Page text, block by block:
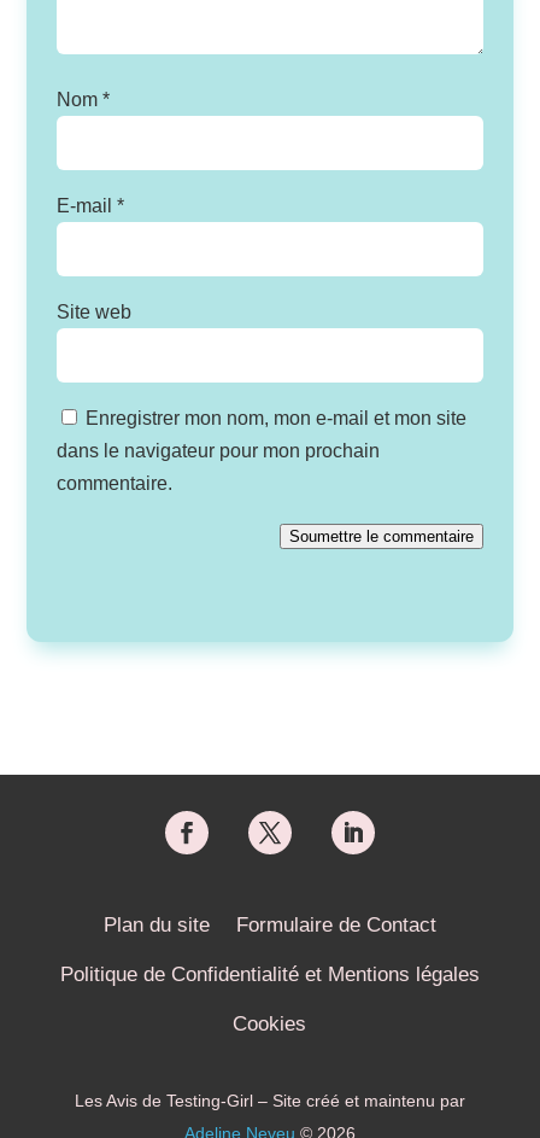
Nom*
E-mail*
Site web
Enregistrer mon nom, mon e-mail et mon site
dans le navigateur pour mon prochain
commentaire.
Soumettre le commentaire
Plan du site Formulaire de Contact
Politique de Confidentialité et Mentions légales
Cookies
Les Avis de Testing-Girl – Site créé et maintenu par
Adeline Neveu © 2026